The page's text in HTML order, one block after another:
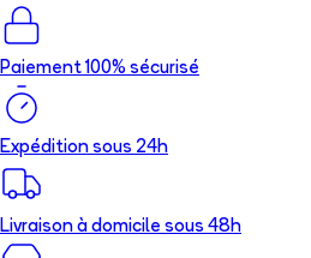
Paiement 100% sécurisé
Expédition sous 24h
Livraison à domicile sous 48h